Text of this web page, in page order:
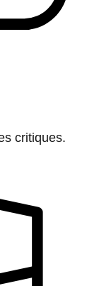
critiques.